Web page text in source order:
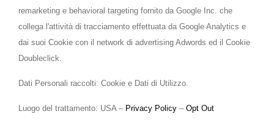
remarketing e behavioral targeting fornito da Google Inc. che
collega l'attività di tracciamento effettuata da Google Analytics e
dai suoi Cookie con il network di advertising Adwords ed il Cookie
Doubleclick.
Dati Personali raccolti: Cookie e Dati di Utilizzo.
Luogo del trattamento: USA – Privacy Policy – Opt Out